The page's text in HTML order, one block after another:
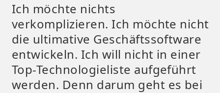
Ich möchte nichts
verkomplizieren. Ich möchte nicht
die ultimative Geschäftssoftware
entwickeln. Ich will nicht in einer
Top-Technologieliste aufgeführt
werden. Denn darum geht es bei